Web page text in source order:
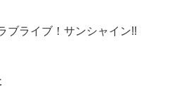
ブライブ！サンシャイン!!